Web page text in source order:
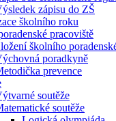
zápisu do ZŠ
školního roku
pracoviště
školního
poradkyně
prevence
soutěže
soutěže